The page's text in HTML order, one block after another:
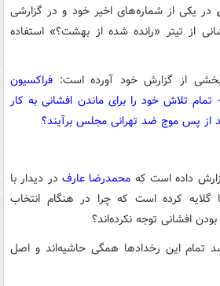
در یکی از شماره‌های اخیر خود و در گزارشی
از تیتر «رانده شده از بهشت؟» استفاده
از گزارش خود آورده است: فراکسیون
تلاش خود را برای ماندن افشانی به کار
از پس موج ضد تهرانی مجلس برآیند؟
داده است که محمدرضا عارف در دیدار با
گلایه کرده است که چرا در هنگام انتخاب
افشانی توجه نکرده‌اند؟
تمام این رخدادها همگی حاشیه‌اند و اصل